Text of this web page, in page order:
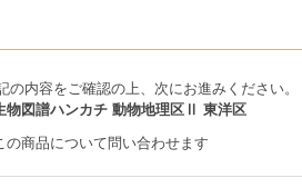
の内容をご確認の上、次にお進みください。
物図譜ハンカチ 動物地理区Ⅱ 東洋区
の商品について問い合わせます